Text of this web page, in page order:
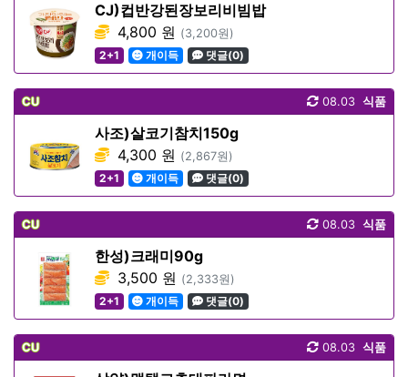
CJ)컵반강된장보리비빔밥
4,800 원 (3,200원)
2+1
개이득 댓글(0)
CU 식품
08.03
사조)살코기참치150g
4,300 원 (2,867원)
2+1
개이득 댓글(0)
CU 식품
08.03
한성)크래미90g
3,500 원 (2,333원)
2+1
개이득 댓글(0)
CU 식품
08.03